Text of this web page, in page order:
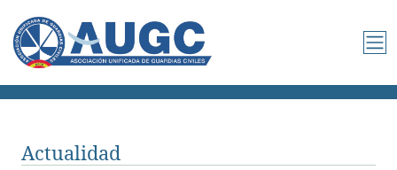
Actualidad